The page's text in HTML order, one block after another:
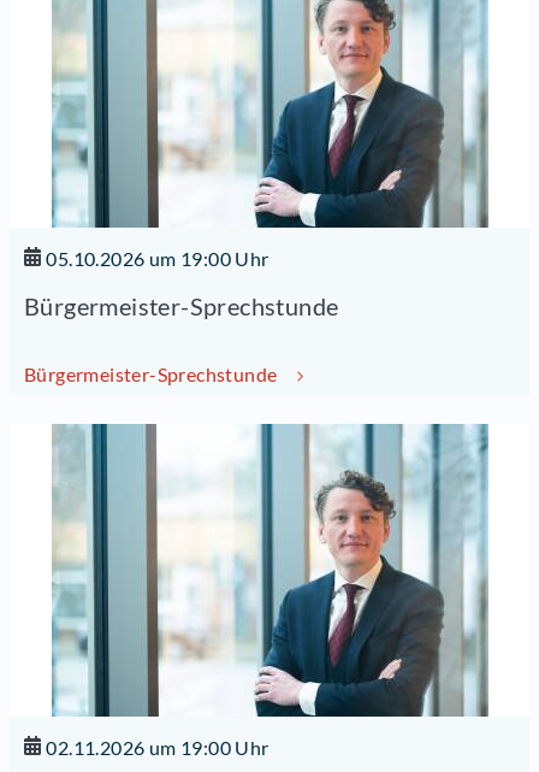
05.10.2026 um 19:00 Uhr
Bürgermeister-Sprechstunde
Bürgermeister-Sprechstunde
02.11.2026 um 19:00 Uhr